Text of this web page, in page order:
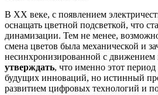
В XX веке, с появлением
оснащать цветной подсветкой, что
динамизации. Тем не менее,
смена цветов была механической и
несинхронизированной с движением
утверждать, что именно этот
будущих инноваций, но истинный
развитием цифровых технологий и